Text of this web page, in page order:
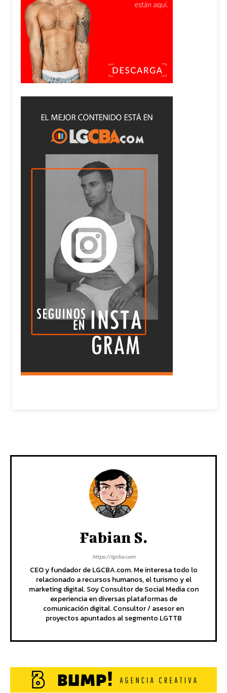
Fabian S.
https://lgcba.com
CEO y fundador de LGCBA.com. Me interesa todo lo
relacionado a recursos humanos, el turismo y el
marketing digital. Soy Consultor de Social Media con
experiencia en diversas plataformas de
comunicación digital. Consultor / asesor en
proyectos apuntados al segmento LGTTB